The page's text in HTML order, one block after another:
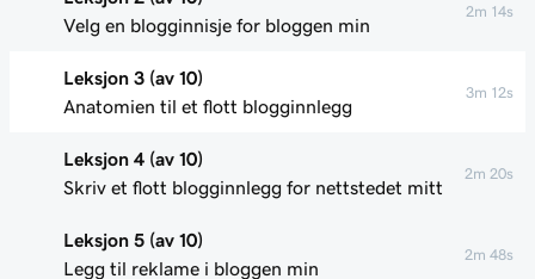
Velg en blogginnisje for bloggen min
2m 14s
Leksjon 3 (av 10)
Anatomien til et flott blogginnlegg
3m 12s
Leksjon 4 (av 10)
Skriv et flott blogginnlegg for nettstedet mitt
2m 20s
Leksjon 5 (av 10)
Legg til reklame i bloggen min
2m 48s